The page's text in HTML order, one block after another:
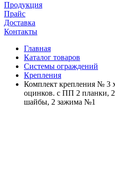
Продукция
Прайс
Доставка
Контакты
Главная
Каталог товаров
Системы ограждений
Крепления
Комплект крепления № 3
оцинков. с ПП 2 планки,
шайбы, 2 зажима №1